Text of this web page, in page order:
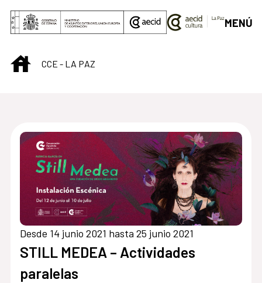
Saltar al contenido principal
MENÚ
INICIOCCE - LA PAZ
Desde 14 junio 2021 hasta 25 junio 2021
STILL MEDEA – Actividades
paralelas